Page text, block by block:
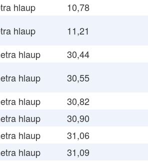
hlaup
10,78
hlaup
11,21
hlaup
30,44
hlaup
30,55
hlaup
30,82
hlaup
30,90
hlaup
31,06
hlaup
31,09